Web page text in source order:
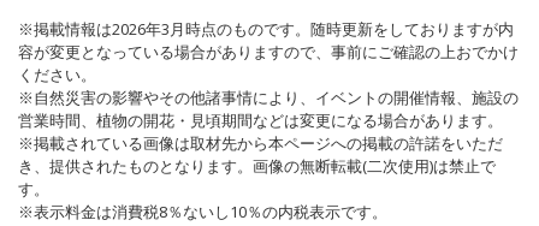
※掲載情報は2026年3月時点のものです。随時更新をしておりますが内
容が変更となっている場合がありますので、事前にご確認の上おでかけ
ください。
※自然災害の影響やその他諸事情により、イベントの開催情報、施設の
営業時間、植物の開花・見頃期間などは変更になる場合があります。
※掲載されている画像は取材先から本ページへの掲載の許諾をいただ
き、提供されたものとなります。画像の無断転載(二次使用)は禁止で
す。
※表示料金は消費税8％ないし10％の内税表示です。